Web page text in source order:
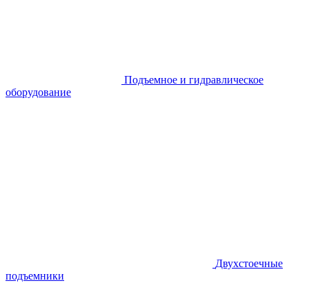
Подъемное и гидравлическое
оборудование
Двухстоечные
подъемники